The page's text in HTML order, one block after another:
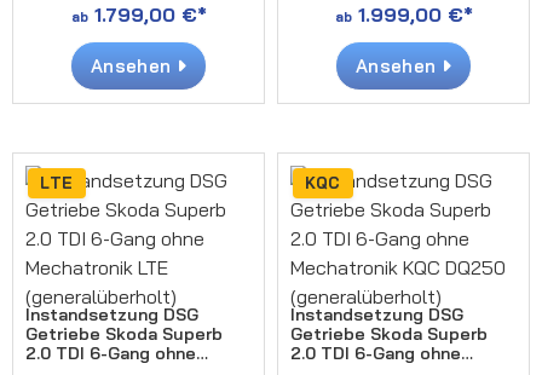
ab1.799,00 €*
Ansehen
ab1.999,00 €*
Ansehen
LTE
Instandsetzung DSG
Getriebe Skoda Superb
2.0 TDI 6-Gang ohne
KQC
Instandsetzung DSG
Getriebe Skoda Superb
2.0 TDI 6-Gang ohne